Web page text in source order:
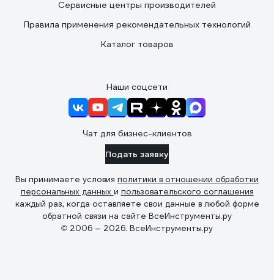
Сервисные центры производителей
Правила применения рекомендательных технологий
Каталог товаров
Наши соцсети
Чат для бизнес-клиентов
Подать заявку
Вы принимаете условия политики в отношении обработки
персональных данных и пользовательского соглашения
каждый раз, когда оставляете свои данные в любой форме
обратной связи на сайте ВсеИнструменты.ру
© 2006 — 2026. ВсеИнструменты.ру